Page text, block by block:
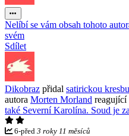
Nelíbí se vám obsah tohoto
svém
Sdílet
Dikobraz přidal satirickou kresbu
autora Morten Morland reagující
také Severní Karolína. Soud je
6-před 3 roky 11 měsíců